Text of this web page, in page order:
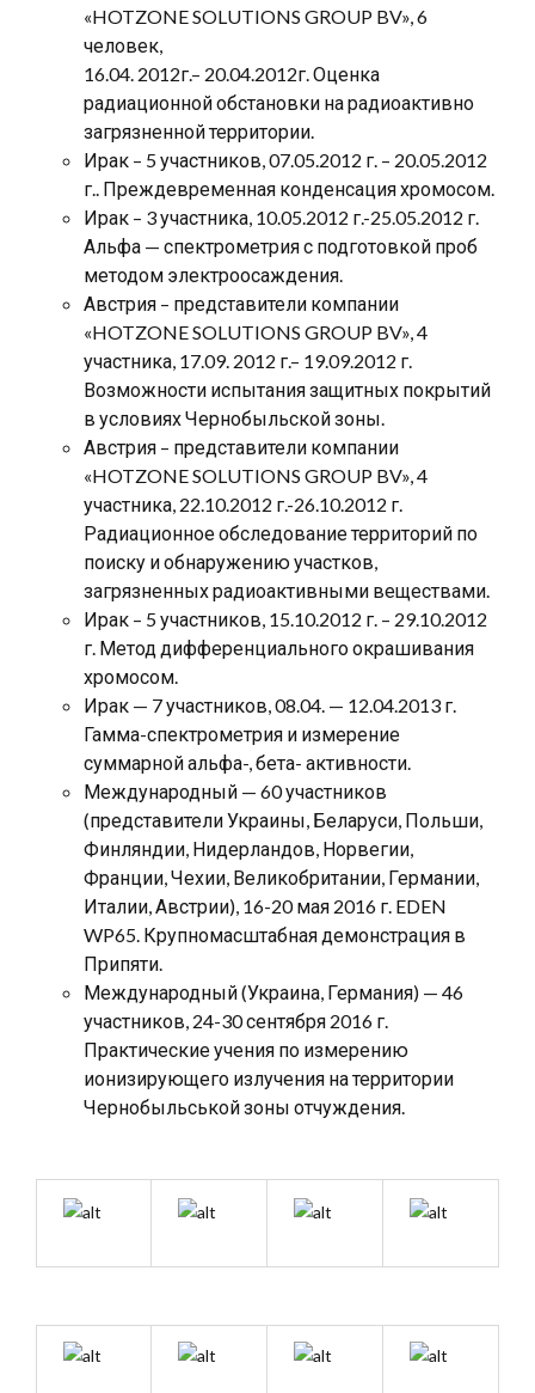
«HOTZONE SOLUTIONS GROUP BV», 6
человек,
16.04. 2012г.– 20.04.2012г. Оценка
радиационной обстановки на радиоактивно
загрязненной территории.
Ирак – 5 участников, 07.05.2012 г. – 20.05.2012
г.. Преждевременная конденсация хромосом.
Ирак – 3 участника, 10.05.2012 г.-25.05.2012 г.
Альфа — спектрометрия с подготовкой проб
методом электроосаждения.
Австрия – представители компании
«HOTZONE SOLUTIONS GROUP BV», 4
участника, 17.09. 2012 г.– 19.09.2012 г.
Возможности испытания защитных покрытий
в условиях Чернобыльской зоны.
Австрия – представители компании
«HOTZONE SOLUTIONS GROUP BV», 4
участника, 22.10.2012 г.-26.10.2012 г.
Радиационное обследование территорий по
поиску и обнаружению участков,
загрязненных радиоактивными веществами.
Ирак – 5 участников, 15.10.2012 г. – 29.10.2012
г. Метод дифференциального окрашивания
хромосом.
Ирак — 7 участников, 08.04. — 12.04.2013 г.
Гамма-спектрометрия и измерение
суммарной альфа-, бета- активности.
Международный — 60 участников
(представители Украины, Беларуси, Польши,
Финляндии, Нидерландов, Норвегии,
Франции, Чехии, Великобритании, Германии,
Италии, Австрии), 16-20 мая 2016 г. EDEN
WP65. Крупномасштабная демонстрация в
Припяти.
Международный (Украина, Германия) — 46
участников, 24-30 сентября 2016 г.
Практические учения по измерению
ионизирующего излучения на территории
Чернобыльськой зоны отчуждения.